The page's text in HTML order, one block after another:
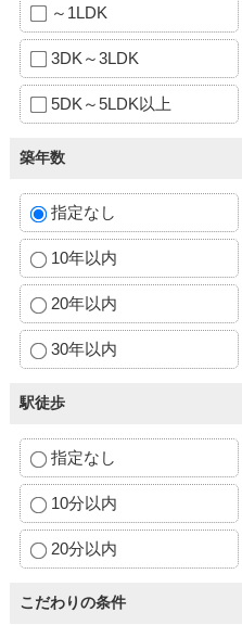
～1LDK
3DK～3LDK
5DK～5LDK以上
築年数
指定なし
10年以内
20年以内
30年以内
駅徒歩
指定なし
10分以内
20分以内
こだわりの条件